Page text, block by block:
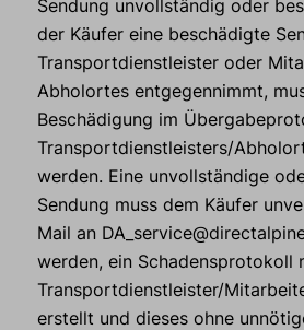
Sendung unvollständig oder
der Käufer eine beschädigte
Transportdienstleister oder
Abholortes entgegennimmt,
Beschädigung im
Transportdienstleisters/
werden. Eine unvollständige
Sendung muss dem Käufer
Mail an
werden, ein Schadensprotokoll
Transportdienstleister/
erstellt und dieses ohne